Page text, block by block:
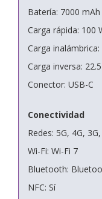
Batería: 7000 mAh
Carga rápida: 100
Carga inalámbrica:
Carga inversa:
Conector: USB-C
Conectividad
Redes: 5G, 4G,
Wi-Fi: Wi-Fi 7
Bluetooth:
NFC: Sí